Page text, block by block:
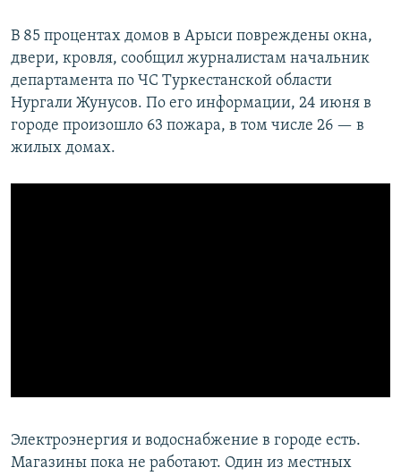
В 85 процентах домов в Арыси повреждены окна,
двери, кровля, сообщил журналистам начальник
департамента по ЧС Туркестанской области
Нургали Жунусов. По его информации, 24 июня в
городе произошло 63 пожара, в том числе 26 — в
жилых домах.
Электроэнергия и водоснабжение в городе есть.
Магазины пока не работают. Один из местных